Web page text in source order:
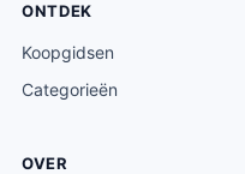
ONTDEK
Koopgidsen
Categorieën
OVER